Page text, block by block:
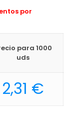
por
para 1000
uds
2,31 €